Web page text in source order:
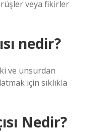
veya fikirler
nedir?
ve unsurdan
için sıklıkla
Nedir?